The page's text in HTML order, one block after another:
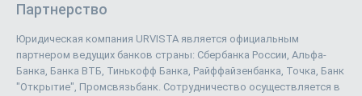
Партнерство
Юридическая компания URVISTA является официальным
партнером ведущих банков страны: Сбербанка России, Альфа-
Банка, Банка ВТБ, Тинькофф Банка, Райффайзенбанка, Точка, Банк
"Открытие", Промсвязьбанк. Сотрудничество осуществляется в